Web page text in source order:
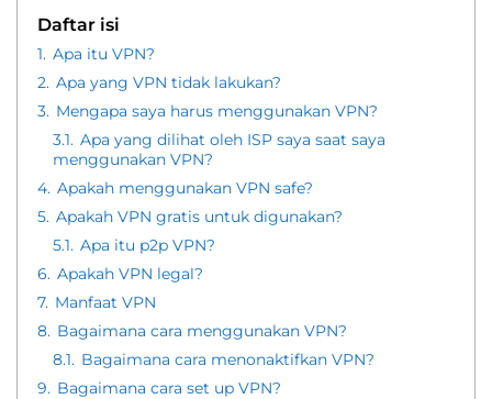
Daftar isi
1. Apa itu VPN?
2. Apa yang VPN tidak lakukan?
3. Mengapa saya harus menggunakan VPN?
3.1. Apa yang dilihat oleh ISP saya saat saya
menggunakan VPN?
4. Apakah menggunakan VPN safe?
5. Apakah VPN gratis untuk digunakan?
5.1. Apa itu p2p VPN?
6. Apakah VPN legal?
7. Manfaat VPN
8. Bagaimana cara menggunakan VPN?
8.1. Bagaimana cara menonaktifkan VPN?
9. Bagaimana cara set up VPN?